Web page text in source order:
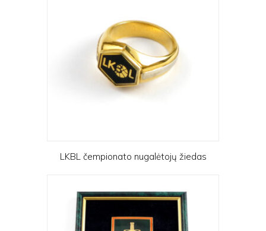
LKBL čempionato nugalėtojų žiedas